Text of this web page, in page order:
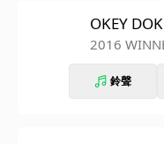
OKEY
IN JAPAN)
2016
鈴聲